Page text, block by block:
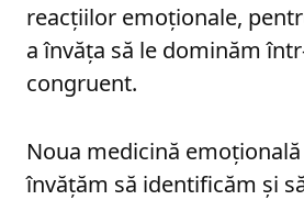
reacțiilor emoționale,
a învăța să le dominăm
congruent.
Noua medicină
învățăm să identificăm și